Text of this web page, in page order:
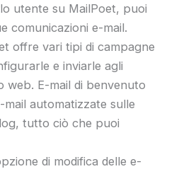
utente su MailPoet, puoi
comunicazioni e-mail.
offre vari tipi di campagne
e inviarle agli
web. E-mail di benvenuto
automatizzate sulle
tutto ciò che puoi
di modifica delle e-